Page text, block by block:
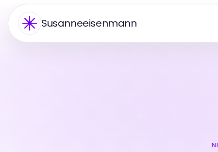
Susanneeisenmann